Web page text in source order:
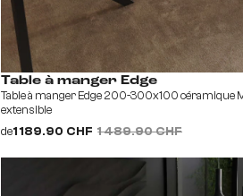
Table à manger Edge
Table à manger Edge 200-300x100 céramique
extensible
de1 189.90 CHF 1 489.90 CHF